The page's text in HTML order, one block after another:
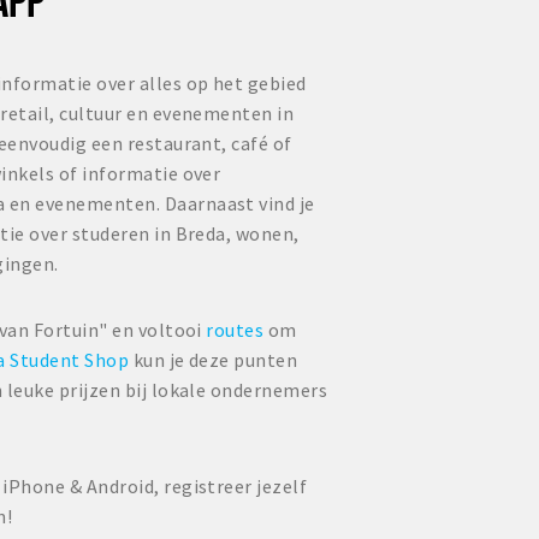
over alles op het gebied
cultuur en evenementen in
een restaurant, café of
of informatie over
evenementen. Daarnaast vind je
over studeren in Breda, wonen,
Fortuin" en voltooi routes om
Student Shop kun je deze punten
prijzen bij lokale ondernemers
& Android, registreer jezelf